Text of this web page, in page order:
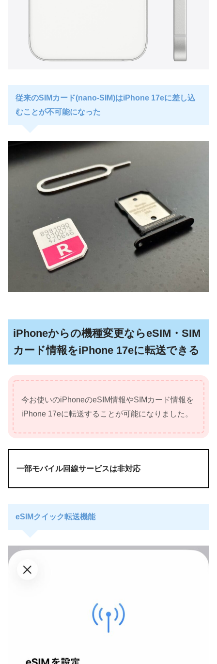
従来のSIMカード(nano-SIM)はiPhone 17eに差し込
むことが不可能になった
iPhoneからの機種変更ならeSIM・SIM
カード情報をiPhone 17eに転送できる
今お使いのiPhoneのeSIM情報やSIMカード情報を
iPhone 17eに転送することが可能になりました。
一部モバイル回線サービスは非対応
eSIMクイック転送機能